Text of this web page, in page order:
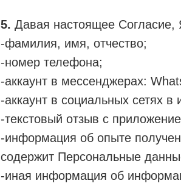
5. Давая настоящее
-фамилия, имя, отчество;
-номер телефона;
-аккаунт в мессенджерах:
-аккаунт в социальных сетях
-текстовый отзыв с
-информация об опыте
содержит Персональные
-иная информация об